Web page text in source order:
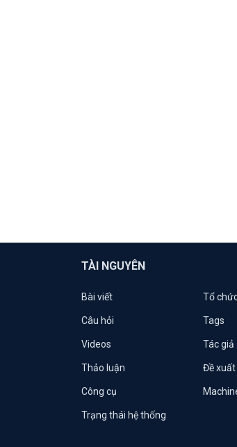
TÀI NGUYÊN
Bài viết Tổ
Câu hỏi Tags
Videos Tác giả
Thảo luận Đề
Công cụ
Trạng thái hệ thống